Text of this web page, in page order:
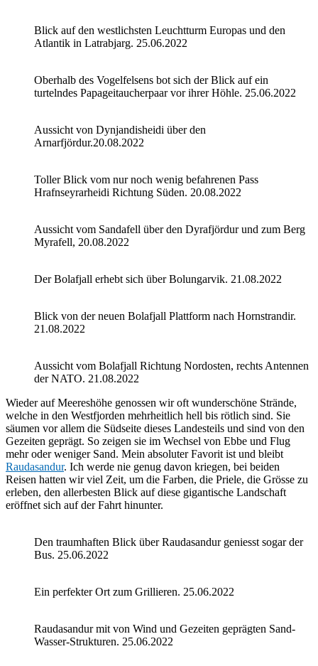
Blick auf den westlichsten Leuchtturm Europas und den
Atlantik in Latrabjarg. 25.06.2022
Oberhalb des Vogelfelsens bot sich der Blick auf ein
turtelndes Papageitaucherpaar vor ihrer Höhle. 25.06.2022
Aussicht von Dynjandisheidi über den
Arnarfjördur.20.08.2022
Toller Blick vom nur noch wenig befahrenen Pass
Hrafnseyrarheidi Richtung Süden. 20.08.2022
Aussicht vom Sandafell über den Dyrafjördur und zum Berg
Myrafell, 20.08.2022
Der Bolafjall erhebt sich über Bolungarvik. 21.08.2022
Blick von der neuen Bolafjall Plattform nach Hornstrandir.
21.08.2022
Aussicht vom Bolafjall Richtung Nordosten, rechts Antennen
der NATO. 21.08.2022
Wieder auf Meereshöhe genossen wir oft wunderschöne Strände,
welche in den Westfjorden mehrheitlich hell bis rötlich sind. Sie
säumen vor allem die Südseite dieses Landesteils und sind von den
Gezeiten geprägt. So zeigen sie im Wechsel von Ebbe und Flug
mehr oder weniger Sand. Mein absoluter Favorit ist und bleibt
Raudasandur. Ich werde nie genug davon kriegen, bei beiden
Reisen hatten wir viel Zeit, um die Farben, die Priele, die Grösse zu
erleben, den allerbesten Blick auf diese gigantische Landschaft
eröffnet sich auf der Fahrt hinunter.
Den traumhaften Blick über Raudasandur geniesst sogar der
Bus. 25.06.2022
Ein perfekter Ort zum Grillieren. 25.06.2022
Raudasandur mit von Wind und Gezeiten geprägten Sand-
Wasser-Strukturen. 25.06.2022